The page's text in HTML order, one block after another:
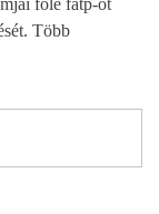
Több